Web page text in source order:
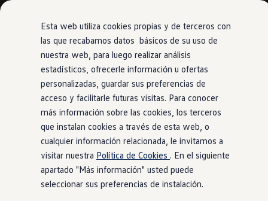
Esta web utiliza cookies propias y de terceros con
las que recabamos datos básicos de su uso de
nuestra web, para luego realizar análisis
estadísticos, ofrecerle información u ofertas
personalizadas, guardar sus preferencias de
acceso y facilitarle futuras visitas. Para conocer
más información sobre las cookies, los terceros
que instalan cookies a través de esta web, o
cualquier información relacionada, le invitamos a
visitar nuestra Política de Cookies . En el siguiente
apartado "Más información" usted puede
seleccionar sus preferencias de instalación.
Ir
directamente
al contenido
Ir
directamente
al pie de
página
Nuevo ID. Polo: El eléctrico para todos
Nuevo ID. Cross 100% eléctrico
Modelos 7 plazas
Descubre el nuevo Golf GTI 50 Aniversario
Gama Deportiva
Gama SUV de Volkswagen
Ofertas y promociones
Precios Especiales
Renueva tu Volkswagen
Trae un amigo a Volkswagen Canarias
Financiación Volkswagen
Volkswagen Flex & Serenity
Renting
Vehículos de ocasión
Concursos Volkswagen
Clientes